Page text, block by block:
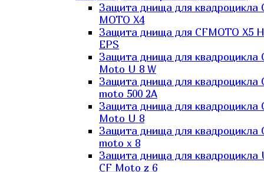
Защита днища для квадроцикла
MOTO X4
Защита днища для CFMOTO X5
EPS
Защита днища для квадроцикла
Moto U 8 W
Защита днища для квадроцикла
moto 500 2A
Защита днища для квадроцикла
Moto U 8
Защита днища для квадроцикла
moto x 8
Защита днища для квадроцикла
CF Moto z 6